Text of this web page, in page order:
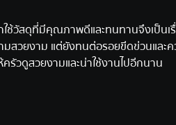
ใช้วัสดุที่มีคุณภาพดีและทนทานจึงเป็นเ
สวยงาม แต่ยังทนต่อรอยขีดข่วนและ
ครัวดูสวยงามและน่าใช้งานไปอีกนาน